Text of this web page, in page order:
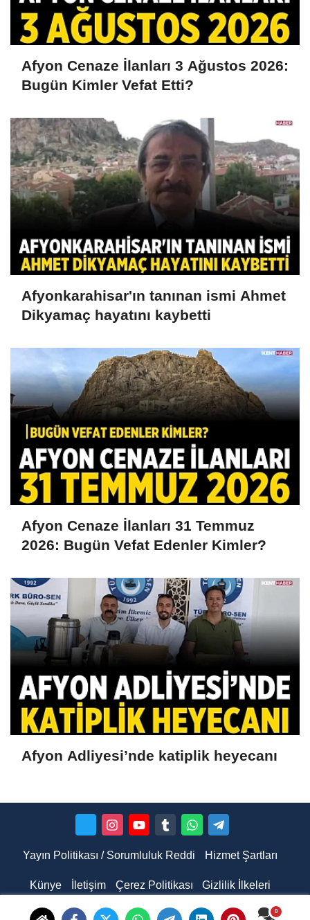
Afyon Cenaze İlanları 3 Ağustos 2026:
Bugün Kimler Vefat Etti?
Afyonkarahisar'ın tanınan ismi Ahmet
Dikyamaç hayatını kaybetti
Afyon Cenaze İlanları 31 Temmuz
2026: Bugün Vefat Edenler Kimler?
Afyon Adliyesi’nde katiplik heyecanı
Yayın Politikası / Sorumluluk Reddi Hizmet Şartları
Künye İletişim Çerez Politikası Gizlilik İlkeleri
Hakkımızda